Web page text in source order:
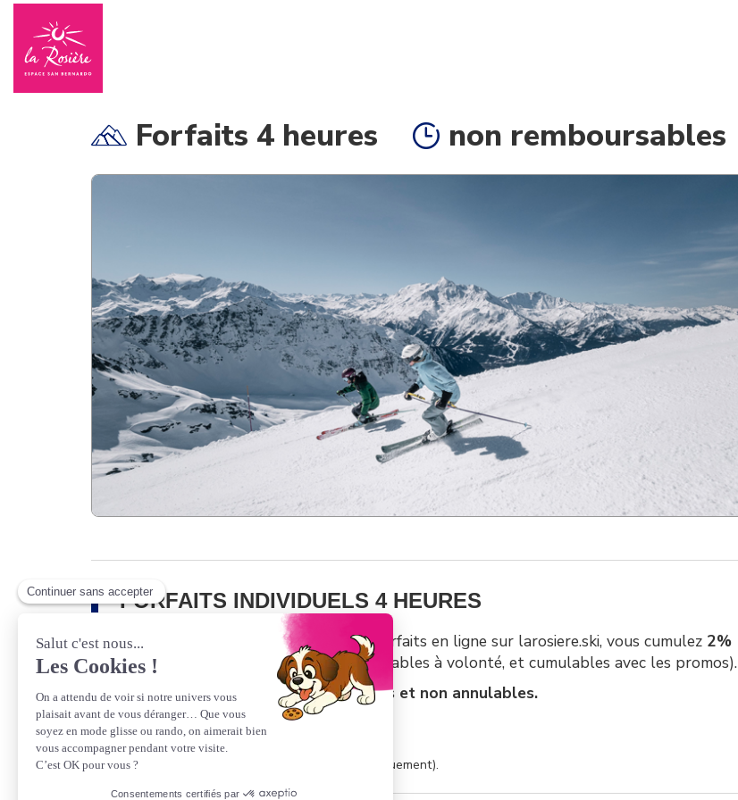
Forfaits 4 heures non remboursables
FORFAITS INDIVIDUELS 4 HEURES
💡Avantage Web : en réservant vos forfaits en ligne sur larosiere.ski, vous cumulez 2%
en avoirs fidélité
(valables 2 ans, utilisables à volonté, et cumulables avec les promos).
⚠️Conditions: forfaits non modifiables et non annulables.
Forfaits individuels 4 heures La Rosière (France uniquement).